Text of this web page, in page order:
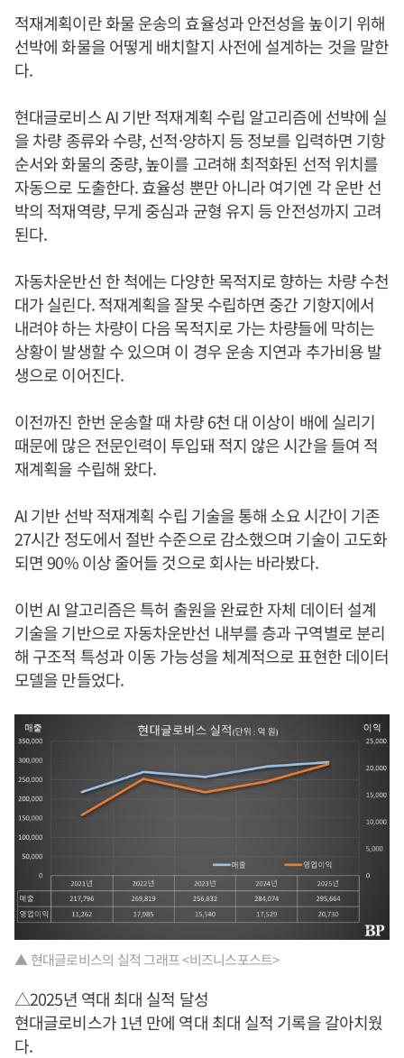
적재계획이란 화물 운송의 효율성과 안전성을 높이기 위해
선박에 화물을 어떻게 배치할지 사전에 설계하는 것을 말한
다.
현대글로비스 AI 기반 적재계획 수립 알고리즘에 선박에 실
을 차량 종류와 수량, 선적·양하지 등 정보를 입력하면 기항
순서와 화물의 중량, 높이를 고려해 최적화된 선적 위치를
자동으로 도출한다. 효율성 뿐만 아니라 여기엔 각 운반 선
박의 적재역량, 무게 중심과 균형 유지 등 안전성까지 고려
된다.
자동차운반선 한 척에는 다양한 목적지로 향하는 차량 수천
대가 실린다. 적재계획을 잘못 수립하면 중간 기항지에서
내려야 하는 차량이 다음 목적지로 가는 차량들에 막히는
상황이 발생할 수 있으며 이 경우 운송 지연과 추가비용 발
생으로 이어진다.
이전까진 한번 운송할 때 차량 6천 대 이상이 배에 실리기
때문에 많은 전문인력이 투입돼 적지 않은 시간을 들여 적
재계획을 수립해 왔다.
AI 기반 선박 적재계획 수립 기술을 통해 소요 시간이 기존
27시간 정도에서 절반 수준으로 감소했으며 기술이 고도화
되면 90% 이상 줄어들 것으로 회사는 바라봤다.
이번 AI 알고리즘은 특허 출원을 완료한 자체 데이터 설계
기술을 기반으로 자동차운반선 내부를 층과 구역별로 분리
해 구조적 특성과 이동 가능성을 체계적으로 표현한 데이터
모델을 만들었다.
▲ 현대글로비스의 실적 그래프 <비즈니스포스트>
△2025년 역대 최대 실적 달성
현대글로비스가 1년 만에 역대 최대 실적 기록을 갈아치웠
다.